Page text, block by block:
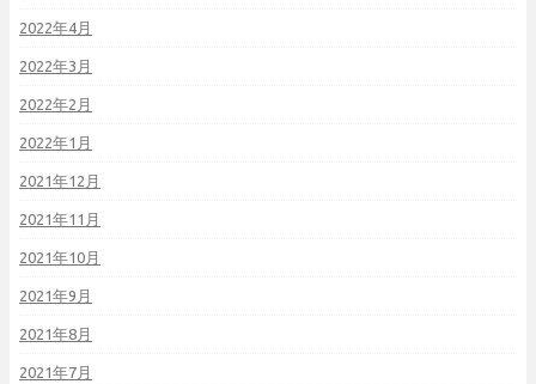
2022年4月
2022年3月
2022年2月
2022年1月
2021年12月
2021年11月
2021年10月
2021年9月
2021年8月
2021年7月